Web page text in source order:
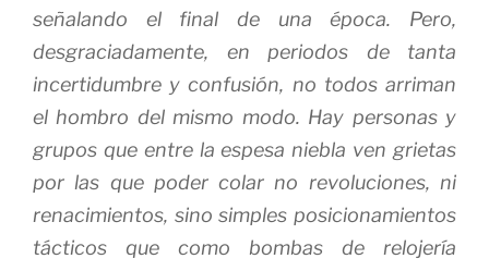
señalando el final de una época. Pero,
desgraciadamente, en periodos de tanta
incertidumbre y confusión, no todos arriman
el hombro del mismo modo. Hay personas y
grupos que entre la espesa niebla ven grietas
por las que poder colar no revoluciones, ni
renacimientos, sino simples posicionamientos
tácticos que como bombas de relojería